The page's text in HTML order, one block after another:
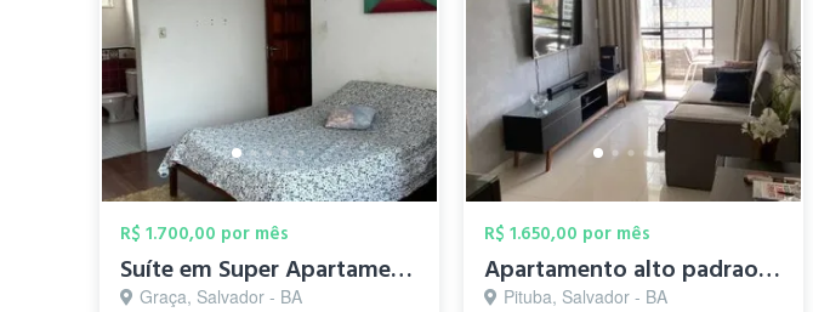
R$ 1.700,00 por mês
Suíte em Super Apartamento na Graça
Graça, Salvador - BA
R$ 1.650,00 por mês
Apartamento alto padrao 100% mobiliado.
Pituba, Salvador - BA